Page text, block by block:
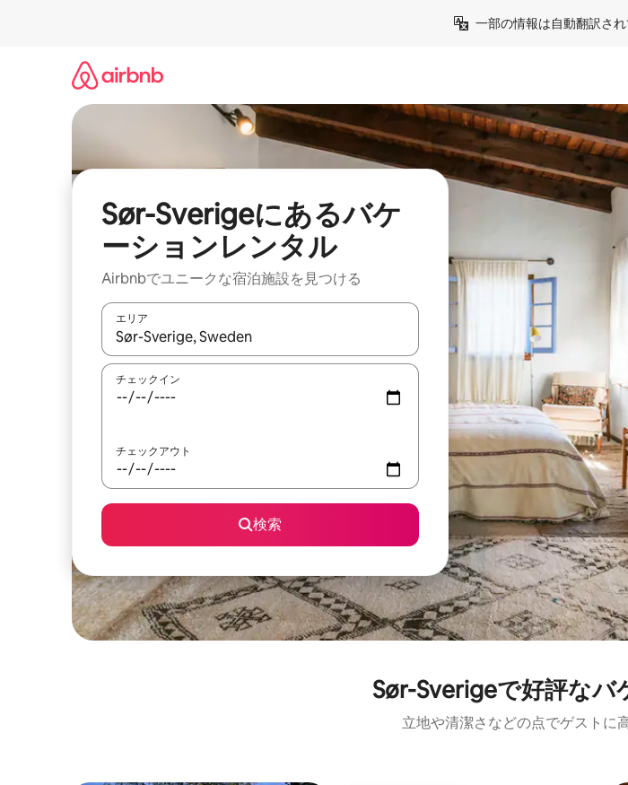
一部の情報は自動翻訳され
Sør-Sverigeにあるバケ
ーションレンタル
Airbnbでユニークな宿泊施設を見つける
エリア
検索結果が表示されたら、上下の矢印キーを使って移動するか、画面をタッチまたはスワ
チェックイン
チェックアウト
検索
Sør-Sverigeで好評な
立地や清潔さなどの点でゲストに